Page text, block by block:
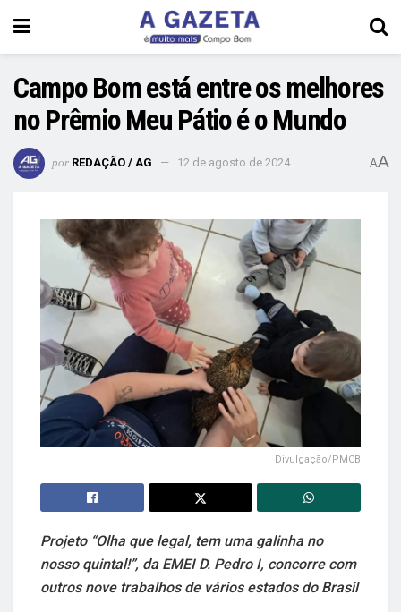
Campo Bom está entre os melhores
no Prêmio Meu Pátio é o Mundo
por REDAÇÃO / AG 12 de agosto de 2024 AA
Divulgação/PMCB
Projeto “Olha que legal, tem uma galinha no
nosso quintal!”, da EMEI D. Pedro I, concorre com
outros nove trabalhos de vários estados do Brasil